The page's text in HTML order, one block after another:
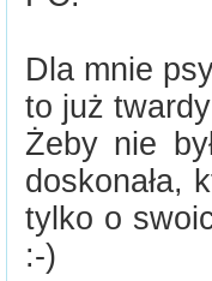
Dla mnie
to już
Żeby nie
doskonała,
tylko o
:-)